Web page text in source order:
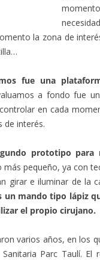
la zona de
fue una
a fondo fue
en cada
de interés.
prototipo
pequeño, ya con
girar e iluminar de la
mando tipo lápiz
el propio cirujano.
varios años, en los
Parc Taulí.